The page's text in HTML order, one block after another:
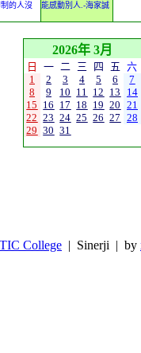
的人沒
能感動別人.-海家誠
2026年 3月
日 一 二 三 四 五
六
1
2 3 4 5 6
7
8
9 10 11 12 13
14
15 16 17 18 19 20 21
22 23 24 25 26 27 28
29 30 31
College | Sinerji | by